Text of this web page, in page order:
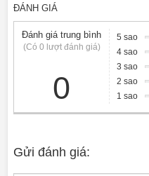
ĐÁNH GIÁ
Đánh giá trung bình
(Có 0 lượt đánh giá)
0
5 sao
4 sao
3 sao
2 sao
1 sao
Gửi đánh giá: